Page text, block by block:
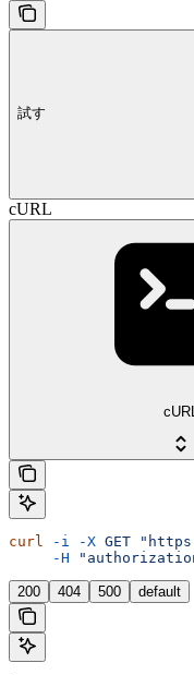
試す
cURL
cURL
curl -i -X GET
     -H
"authorization:
200 404 500 default